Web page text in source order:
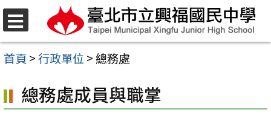
選
單
跳
至
主
內
容
首頁 >行政單位 > 總務處
總務處成員與職掌